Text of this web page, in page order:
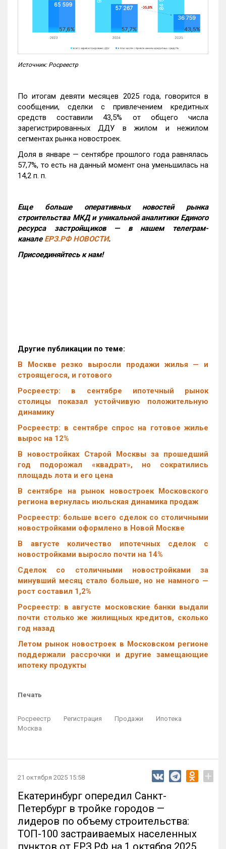
Источник: Росреестр
По итогам девяти месяцев 2025 года, говорится в
сообщении, сделки с привлечением кредитных
средств составили 43,5% от общего числа
зарегистрированных ДДУ в жилом и нежилом
сегментах рынка новостроек.
Доля в январе — сентябре прошлого года равнялась
57,7%, то есть на данный момент она уменьшилась на
14,2 п. п.
Еще больше оперативных новостей рынка
строительства МКД и уникальной аналитики Единого
ресурса застройщиков — в нашем телеграм-
канале ЕРЗ.РФ НОВОСТИ.
Присоединяйтесь к нам!
Другие публикации по теме:
В Москве резко выросли продажи жилья — и
строящегося, и готового
Росреестр: в сентябре ипотечный рынок
столицы показал устойчивую положительную
динамику
Росреестр: в сентябре спрос на готовое жилье
вырос на 12%
В новостройках Старой Москвы за прошедший
год подорожал «квадрат», но сократились
площадь лота и его цена
В сентябре на рынок новостроек Московского
региона вернулась июльская динамика продаж
Росреестр: больше всего сделок со столичными
новостройками оформлено в Новой Москве
В августе количество ипотечных сделок с
новостройками выросло почти на 14%
Cделок со столичными новостройками за
минувший месяц стало больше, но не намного —
рост составил 1,2%
Росреестр: в августе московские банки выдали
почти столько же жилищных кредитов, сколько
год назад
Летом рынок новостроек в Московском регионе
поддержали рассрочки и другие замещающие
ипотеку продукты
Печать
Росреестр Регистрация Продажи
Ипотека
Москва
21 октября 2025 15:58 +
Екатеринбург опередил Санкт-
Петербург в тройке городов —
лидеров по объему строительства:
ТОП-100 застраиваемых населенных
пунктов от ЕРЗ.РФ на 1 октября 2025